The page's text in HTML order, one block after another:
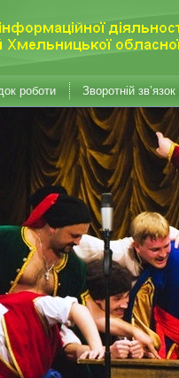
роботи Зворотній зв’язок